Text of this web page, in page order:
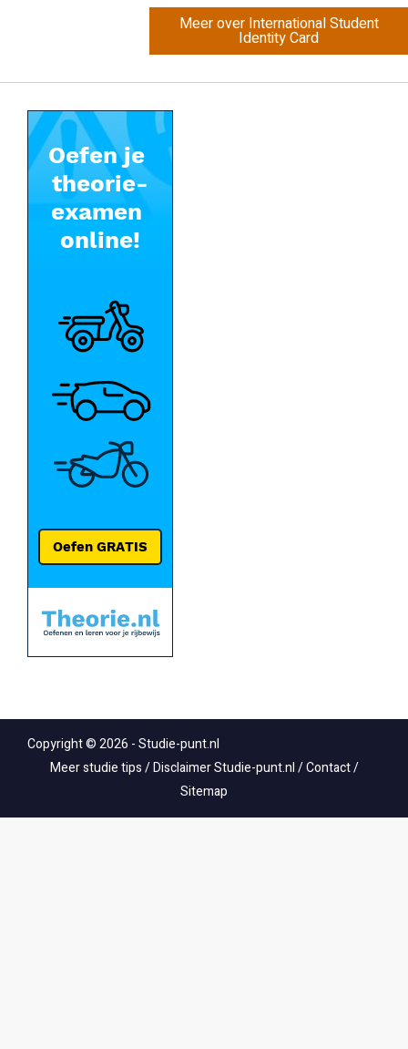
Meer over International Student
Identity Card
Copyright © 2026 - Studie-punt.nl
Meer studie tips/Disclaimer Studie-punt.nl/Contact/
Sitemap